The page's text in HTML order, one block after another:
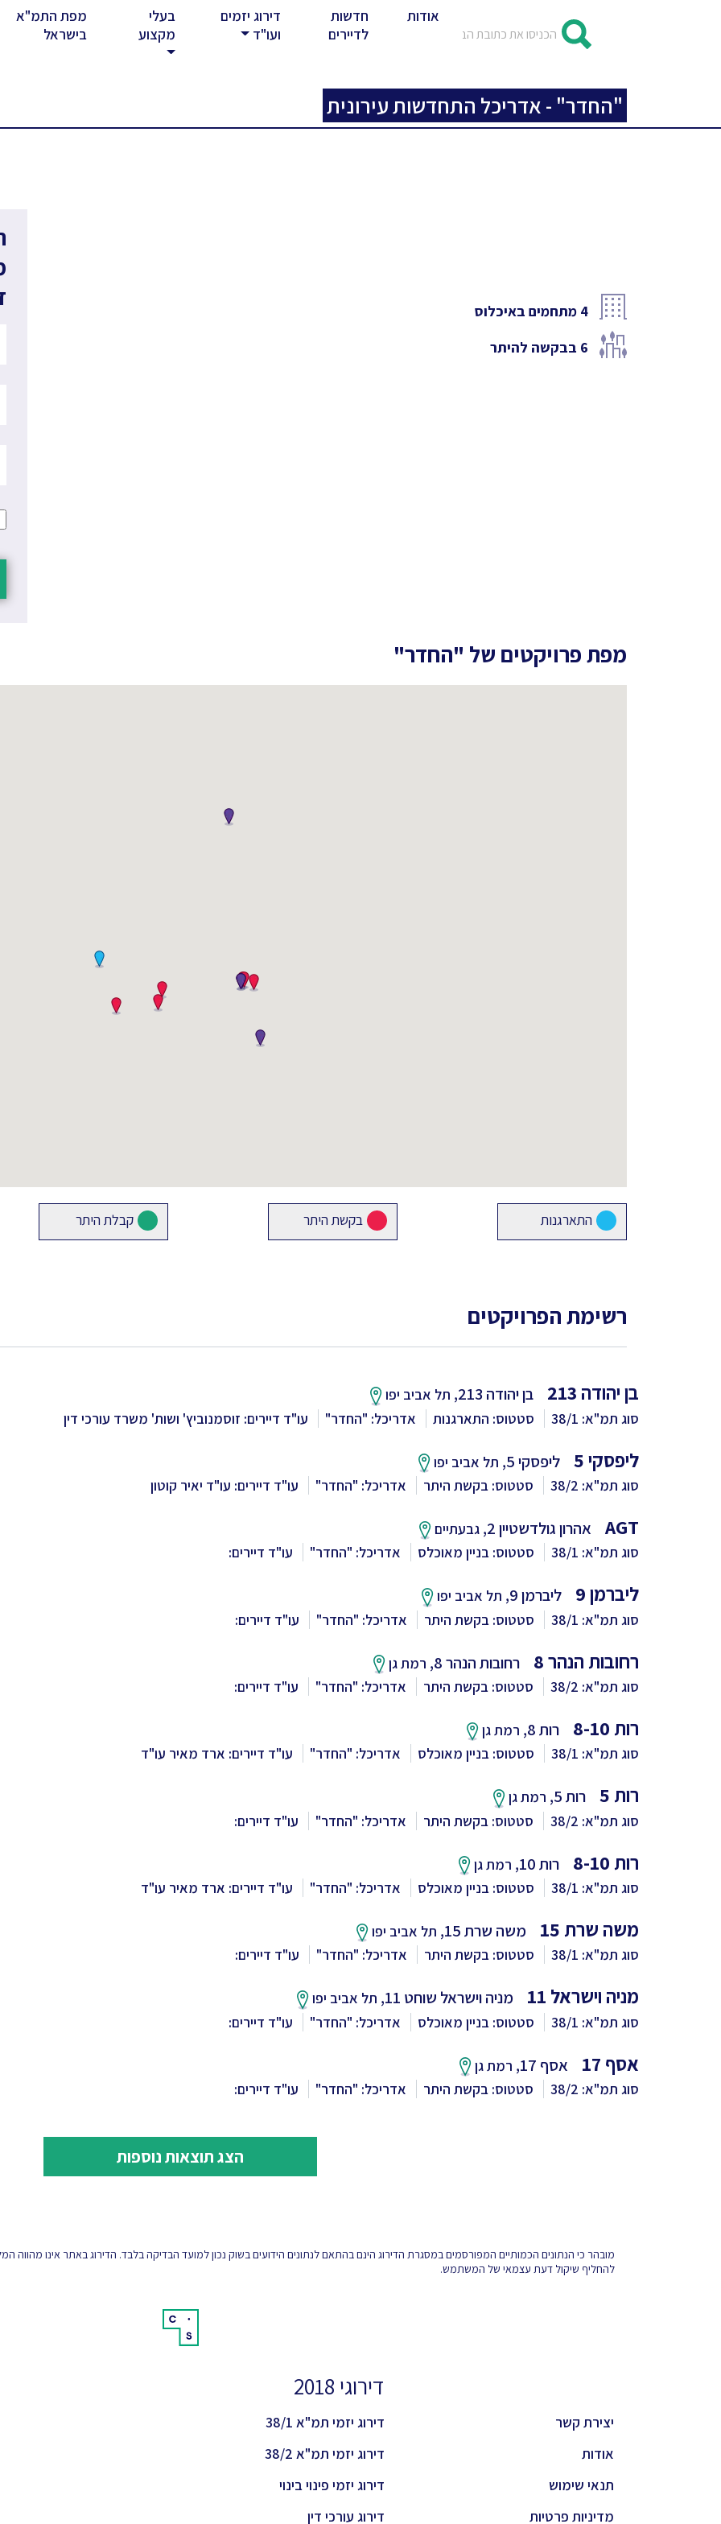
מפת התמ"א
בישראל
בעלי
מקצוע
דירוג יזמים
ועו"ד
חדשות
לדיירים
אודות
"החדר" - אדריכל התחדשות עירונית
4 מתחמים באיכלוס
6 בבקשה להיתר
מפת פרויקטים של "החדר"
התארגנות בקשת היתר קבלת היתר
רשימת הפרויקטים
בן יהודה 213 בן יהודה 213,
תל אביב יפו
סוג תמ"א: 38/1
סטטוס: התארגנות אדריכל: "החדר" עו"ד דיירים: זוסמנוביץ' ושות' משרד עורכי דין
ליפסקי 5 ליפסקי 5,
תל אביב יפו
סוג תמ"א: 38/2
סטטוס: בקשת היתר אדריכל: "החדר" עו"ד דיירים: עו"ד יאיר קוטון
AGT אהרון גולדשטיין 2,
גבעתיים
סוג תמ"א: 38/1
סטטוס: בניין מאוכלס אדריכל: "החדר" עו"ד דיירים:
ליברמן 9 ליברמן 9,
תל אביב יפו
סוג תמ"א: 38/1
סטטוס: בקשת היתר אדריכל: "החדר" עו"ד דיירים:
רחובות הנהר 8 רחובות הנהר 8,
רמת גן
סוג תמ"א: 38/2
סטטוס: בקשת היתר אדריכל: "החדר" עו"ד דיירים:
רות 8-10 רות 8,
רמת גן
סוג תמ"א: 38/1
סטטוס: בניין מאוכלס אדריכל: "החדר" עו"ד דיירים: ארד מאיר עו"ד
רות 5 רות 5,
רמת גן
סוג תמ"א: 38/2
סטטוס: בקשת היתר אדריכל: "החדר" עו"ד דיירים:
רות 8-10 רות 10,
רמת גן
סוג תמ"א: 38/1
סטטוס: בניין מאוכלס אדריכל: "החדר" עו"ד דיירים: ארד מאיר עו"ד
משה שרת 15 משה שרת 15,
תל אביב יפו
סוג תמ"א: 38/1
סטטוס: בקשת היתר אדריכל: "החדר" עו"ד דיירים:
מניה וישראל 11 מניה וישראל שוחט 11,
תל אביב יפו
סוג תמ"א: 38/1
סטטוס: בניין מאוכלס אדריכל: "החדר" עו"ד דיירים:
אסף 17 אסף 17,
רמת גן
סוג תמ"א: 38/2
סטטוס: בקשת היתר אדריכל: "החדר" עו"ד דיירים:
הצג תוצאות נוספות
מובהר כי הנתונים הכמותיים המפורסמים במסגרת הדירוג הינם בהתאם לנתונים הידועים בשוק נכון למועד הבדיקה בלבד. הדירוג באתר אינו
להחליף שיקול דעת עצמאי של המשתמש.
יצירת קשר
אודות
תנאי שימוש
מדיניות פרטיות
דירוגי 2018
דירוג יזמי תמ"א 38/1
דירוג יזמי תמ"א 38/2
דירוג יזמי פינוי בינוי
דירוג עורכי דין